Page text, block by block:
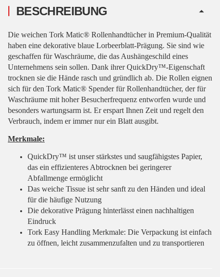
BESCHREIBUNG
Die weichen Tork Matic® Rollenhandtücher in Premium-Qualität
haben eine dekorative blaue Lorbeerblatt-Prägung. Sie sind wie
geschaffen für Waschräume, die das Aushängeschild eines
Unternehmens sein sollen. Dank ihrer QuickDry™-Eigenschaft
trocknen sie die Hände rasch und gründlich ab. Die Rollen eignen
sich für den Tork Matic® Spender für Rollenhandtücher, der für
Waschräume mit hoher Besucherfrequenz entworfen wurde und
besonders wartungsarm ist. Er erspart Ihnen Zeit und regelt den
Verbrauch, indem er immer nur ein Blatt ausgibt.
Merkmale:
QuickDry™ ist unser stärkstes und saugfähigstes Papier,
das ein effizienteres Abtrocknen bei geringerer
Abfallmenge ermöglicht
Das weiche Tissue ist sehr sanft zu den Händen und ideal
für die häufige Nutzung
Die dekorative Prägung hinterlässt einen nachhaltigen
Eindruck
Tork Easy Handling Merkmale: Die Verpackung ist einfach
zu öffnen, leicht zusammenzufalten und zu transportieren